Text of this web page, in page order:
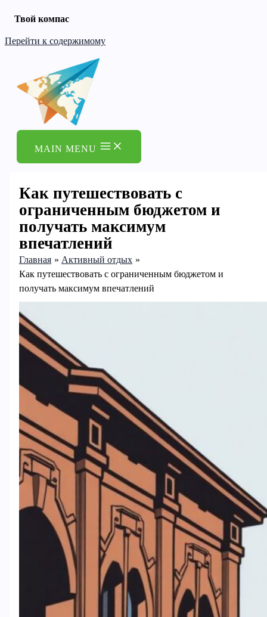
Твой компас
Перейти к содержимому
MAIN MENU
Как путешествовать с
ограниченным бюджетом и
получать максимум
впечатлений
Главная
Активный отдых
Как путешествовать с ограниченным бюджетом и
получать максимум впечатлений